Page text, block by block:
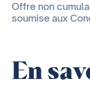
Offre non
soumise aux
En